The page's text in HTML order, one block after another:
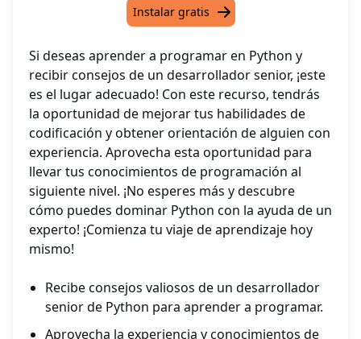
Instalar gratis
Si deseas aprender a programar en Python y
recibir consejos de un desarrollador senior, ¡este
es el lugar adecuado! Con este recurso, tendrás
la oportunidad de mejorar tus habilidades de
codificación y obtener orientación de alguien con
experiencia. Aprovecha esta oportunidad para
llevar tus conocimientos de programación al
siguiente nivel. ¡No esperes más y descubre
cómo puedes dominar Python con la ayuda de un
experto! ¡Comienza tu viaje de aprendizaje hoy
mismo!
Recibe consejos valiosos de un desarrollador
senior de Python para aprender a programar.
Aprovecha la experiencia y conocimientos de